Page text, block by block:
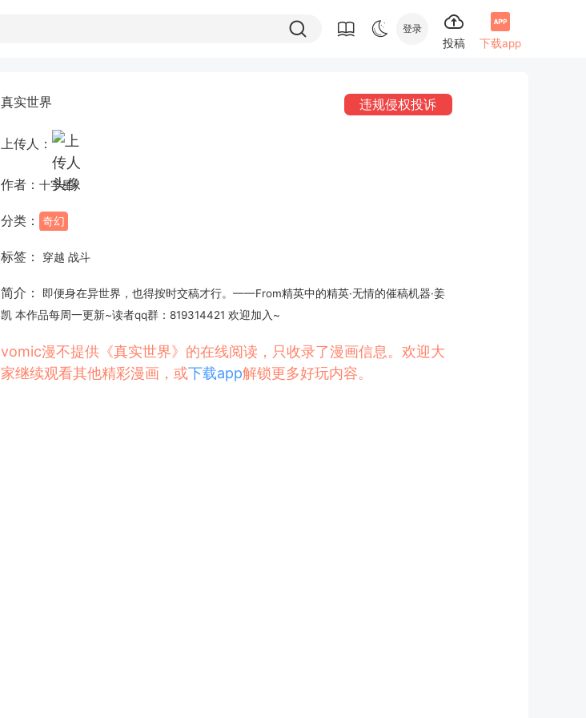
登录
投稿 下载app
真实世界 违规侵权投诉
上传人：
作者： 十字星
分类： 奇幻
标签： 穿越 战斗
简介：
即便身在异世界，也得按时交稿才行。——From精英中的精英·无情的催稿机器·姜
凯 本作品每周一更新~读者qq群：819314421 欢迎加入~
vomic漫不提供《真实世界》的在线阅读，只收录了漫画信息。欢迎大
家继续观看其他精彩漫画，或下载app解锁更多好玩内容。